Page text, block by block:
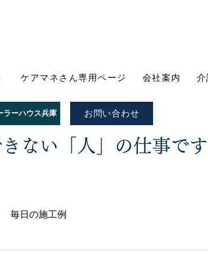
ケアマネさん専用ページ 会社案内 介
ラーハウス兵庫 お問い合わせ
ない「人」の仕事で
毎日の施工例